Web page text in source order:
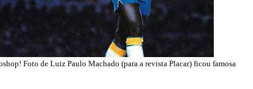
Foto de Luiz Paulo Machado (para a revista Placar) ficou famosa